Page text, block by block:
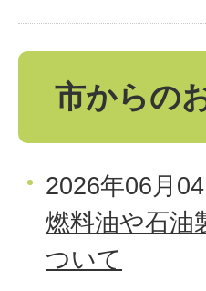
市からの
2026年06月04
燃料油や石油
ついて